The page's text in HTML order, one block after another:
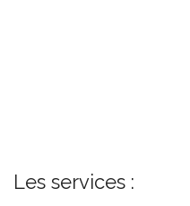
Les services :